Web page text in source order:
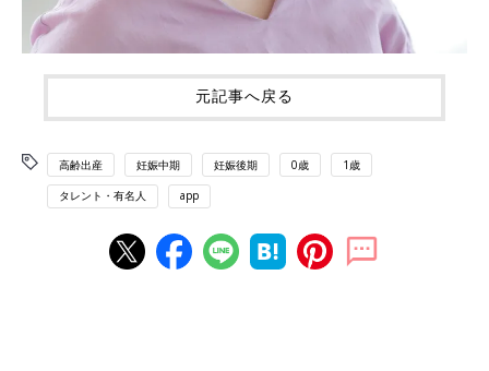
元記事へ戻る
高齢出産 妊娠中期 妊娠後期 0歳 1歳
タレント・有名人 app